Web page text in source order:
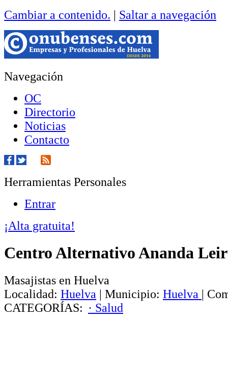
Cambiar a contenido. | Saltar a navegación
Navegación
OC
Directorio
Noticias
Contacto
Herramientas Personales
Entrar
¡Alta gratuita!
Centro Alternativo Ananda
Masajistas en Huelva
Localidad: Huelva | Municipio: Huelva |
CATEGORÍAS: · Salud